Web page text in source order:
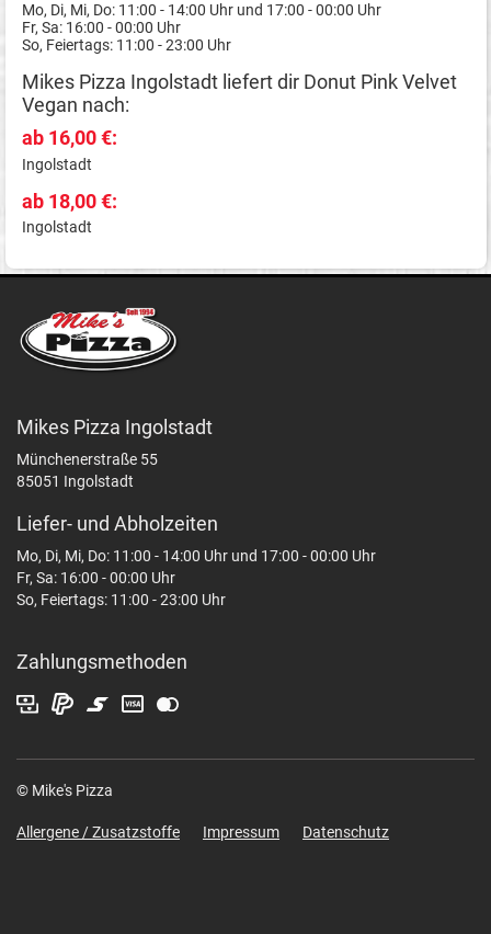
Mo, Di, Mi, Do: 11:00 - 14:00 Uhr und 17:00 - 00:00 Uhr
Fr, Sa: 16:00 - 00:00 Uhr
So, Feiertags: 11:00 - 23:00 Uhr
Mikes Pizza Ingolstadt liefert dir Donut Pink Velvet
Vegan nach:
ab 16,00 €:
Ingolstadt
ab 18,00 €:
Ingolstadt
Mikes Pizza Ingolstadt
Münchenerstraße 55
85051 Ingolstadt
Liefer- und Abholzeiten
Mo, Di, Mi, Do: 11:00 - 14:00 Uhr und 17:00 - 00:00 Uhr
Fr, Sa: 16:00 - 00:00 Uhr
So, Feiertags: 11:00 - 23:00 Uhr
Zahlungsmethoden
© Mike's Pizza
Allergene / Zusatzstoffe Impressum Datenschutz